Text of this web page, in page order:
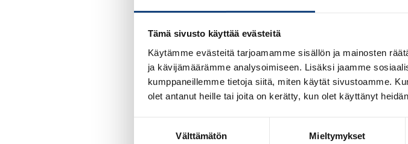
Tämä sivusto käyttää evästeitä
Käytämme evästeitä tarjoamamme sisällön ja mainosten
ja kävijämäärämme analysoimiseen. Lisäksi jaamme
kumppaneillemme tietoja siitä, miten käytät sivustoamme.
olet antanut heille tai joita on kerätty, kun olet käyttänyt
Välttämätön Mieltymykset
Lisätiedot ja ilmoittautuminen: rok.draksic@judo.fi
Yleiset laskutus- ja perimistiedot
Judoliitto tarkistaa luottotiedot. Judoliiton laskuilla on 14 vrk
Kilpailumatkojen laskutus